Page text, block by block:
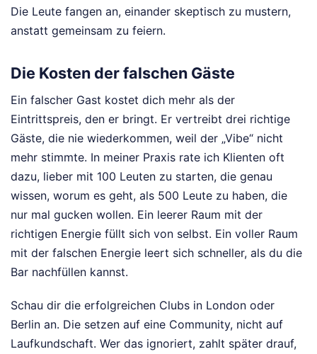
Die Leute fangen an, einander skeptisch zu mustern,
anstatt gemeinsam zu feiern.
Die Kosten der falschen Gäste
Ein falscher Gast kostet dich mehr als der
Eintrittspreis, den er bringt. Er vertreibt drei richtige
Gäste, die nie wiederkommen, weil der „Vibe“ nicht
mehr stimmte. In meiner Praxis rate ich Klienten oft
dazu, lieber mit 100 Leuten zu starten, die genau
wissen, worum es geht, als 500 Leute zu haben, die
nur mal gucken wollen. Ein leerer Raum mit der
richtigen Energie füllt sich von selbst. Ein voller Raum
mit der falschen Energie leert sich schneller, als du die
Bar nachfüllen kannst.
Schau dir die erfolgreichen Clubs in London oder
Berlin an. Die setzen auf eine Community, nicht auf
Laufkundschaft. Wer das ignoriert, zahlt später drauf,